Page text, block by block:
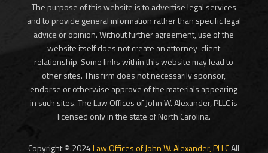
The purpose of this website is to advertise legal services
and to provide general information rather than specific legal
advice or opinion. Without further agreement, use of the
website itself does not create an attorney-client
relationship. Some links within this website may lead to
other sites. This firm does not necessarily sponsor,
endorse or otherwise approve of the materials appearing
in such sites. The Law Offices of John W. Alexander, PLLC is
licensed only in the state of North Carolina.
Copyright © 2024Law Offices of John W. Alexander, PLLCAll